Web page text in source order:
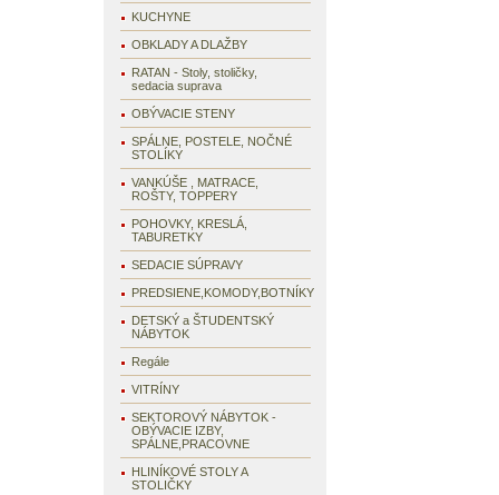
KUCHYNE
OBKLADY A DLAŽBY
RATAN - Stoly, stoličky,
sedacia suprava
OBÝVACIE STENY
SPÁLNE, POSTELE, NOČNÉ
STOLÍKY
VANKÚŠE , MATRACE,
ROŠTY, TOPPERY
POHOVKY, KRESLÁ,
TABURETKY
SEDACIE SÚPRAVY
PREDSIENE,KOMODY,BOTNÍKY
DETSKÝ a ŠTUDENTSKÝ
NÁBYTOK
Regále
VITRÍNY
SEKTOROVÝ NÁBYTOK -
OBÝVACIE IZBY,
SPÁLNE,PRACOVNE
HLINÍKOVÉ STOLY A
STOLIČKY